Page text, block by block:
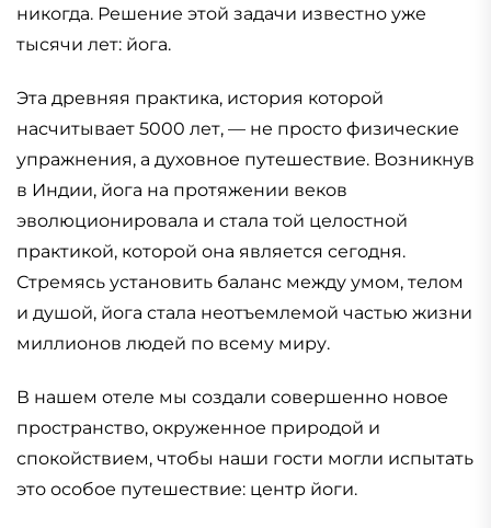
никогда. Решение этой задачи известно уже
тысячи лет: йога.
Эта древняя практика, история которой
насчитывает 5000 лет, — не просто физические
упражнения, а духовное путешествие. Возникнув
в Индии, йога на протяжении веков
эволюционировала и стала той целостной
практикой, которой она является сегодня.
Стремясь установить баланс между умом, телом
и душой, йога стала неотъемлемой частью жизни
миллионов людей по всему миру.
В нашем отеле мы создали совершенно новое
пространство, окруженное природой и
спокойствием, чтобы наши гости могли испытать
это особое путешествие: центр йоги.